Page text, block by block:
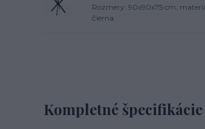
Rozmery: 90x90x75 cm,
čierna.
Kompletné špecifikácie